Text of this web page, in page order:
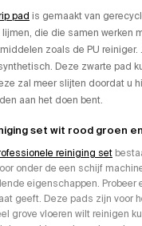
pad is gemaakt van
die die samen werken
zoals de PU reiniger.
Deze zwarte pad
zal meer slijten doordat u
aan het doen bent.
set wit rood groen
reiniging set
onder de een schijf
eigenschappen. Probeer
geeft. Deze pads zijn voor
grove vloeren wilt reinigen